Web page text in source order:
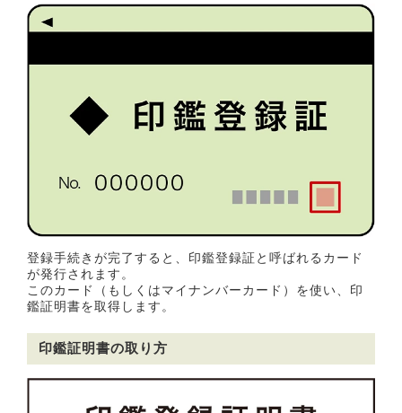
登録手続きが完了すると、印鑑登録証と呼ばれるカード
が発行されます。
このカード（もしくはマイナンバーカード）を使い、印
鑑証明書を取得します。
印鑑証明書の取り方